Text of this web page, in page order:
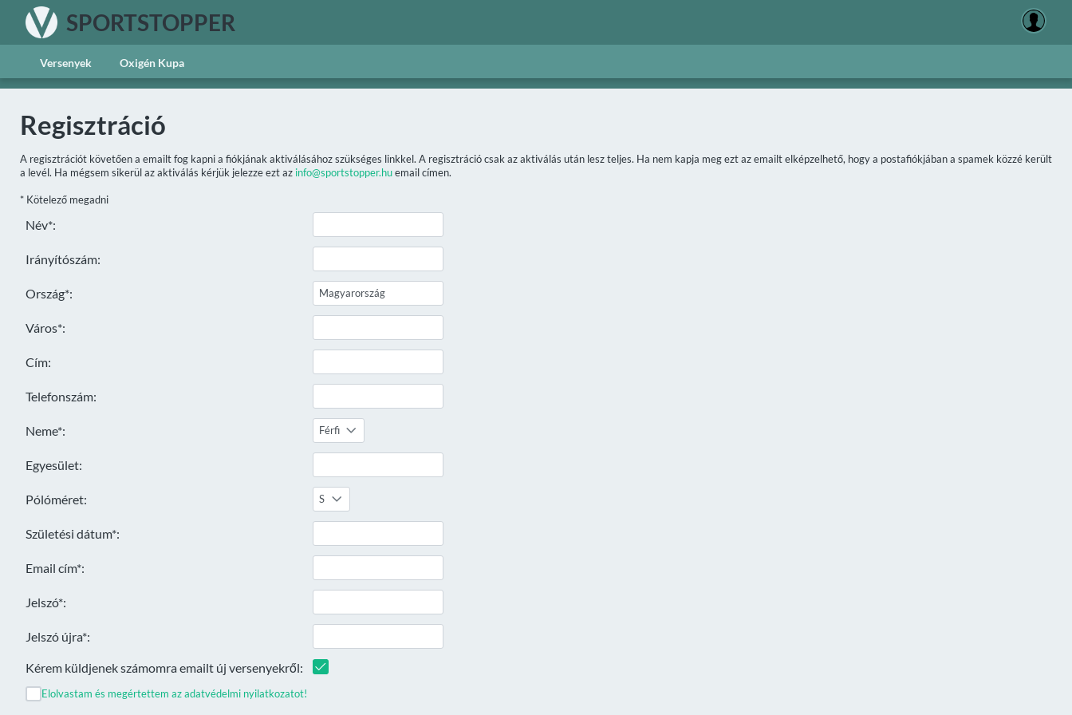
SPORTSTOPPER
Versenyek Oxigén Kupa
Regisztráció
A regisztrációt követően a emailt fog kapni a fiókjának aktiválásához szükséges linkkel. A regisztráció csak az aktiválás után lesz teljes. Ha nem kapja meg ezt az emailt elképzelhető, hogy a postafiókjában a spamek közzé került
a levél. Ha mégsem sikerül az aktiválás kérjük jelezze ezt az info@sportstopper.huemail címen.
* Kötelező megadni
Elolvastam és megértettem az adatvédelmi nyilatkozatot!
Név*:
Irányítószám:
Ország*:
Város*:
Cím:
Telefonszám:
Neme*: Férfi
Egyesület:
Pólóméret: S
Születési dátum*:
Email cím*:
Jelszó*:
Jelszó újra*:
Kérem küldjenek számomra emailt új versenyekről: